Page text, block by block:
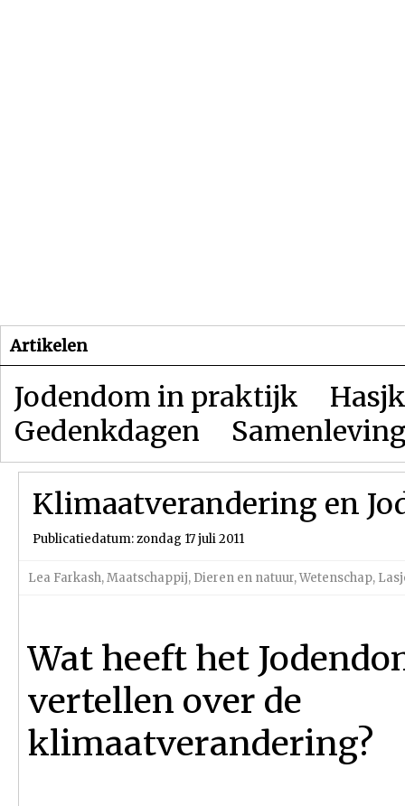
Artikelen
Jodendom in praktijk
Gedenkdagen
Klimaatverandering en
Publicatiedatum: zondag 17 juli 2011
Lea Farkash,Maatschappij, Dieren en natuur,Wetenschap,
Wat heeft het
vertellen over de
klimaatverandering?